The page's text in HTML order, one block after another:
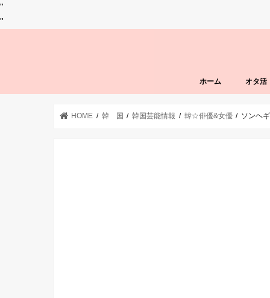
"
"
ホーム オタ活
HOME 韓 国 韓国芸能情報 韓☆俳優&女優 ソンヘ